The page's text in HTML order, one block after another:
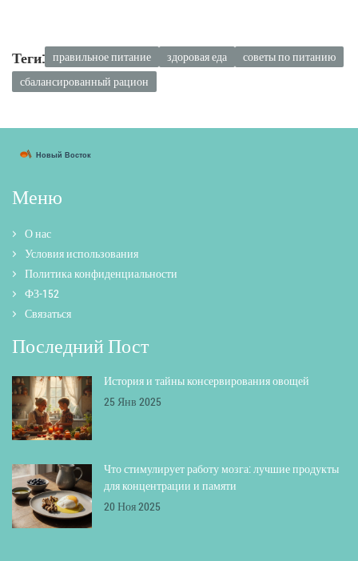
Теги: правильное питание здоровая еда
советы по питанию
сбалансированный рацион
Меню
О нас
Условия использования
Политика конфиденциальности
ФЗ-152
Связаться
Последний Пост
История и тайны консервирования овощей
25 Янв 2025
Что стимулирует работу мозга: лучшие продукты
для концентрации и памяти
20 Ноя 2025